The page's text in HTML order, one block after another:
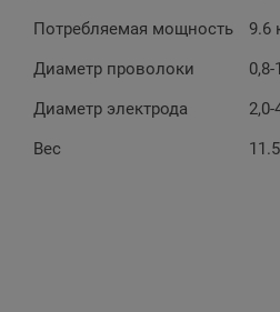
Потребляемая мощность
9.6
Диаметр проволоки
Диаметр электрода
Вес